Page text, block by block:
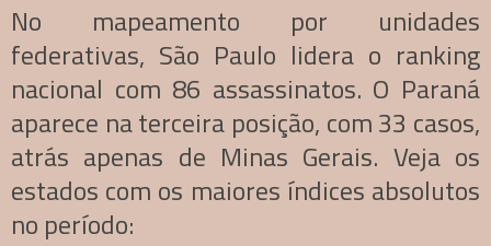
No mapeamento por unidades
federativas, São Paulo lidera o ranking
nacional com 86 assassinatos. O Paraná
aparece na terceira posição, com 33 casos,
atrás apenas de Minas Gerais. Veja os
estados com os maiores índices absolutos
no período: